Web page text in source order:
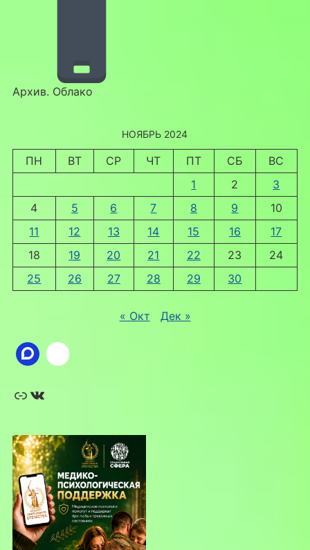
Архив. Облако
НОЯБРЬ 2024
ПН ВТ СР ЧТ ПТ СБ
ВС
1
2
3
4
5 6 7 8 9
10
11
12 13 14 15 16
17
18
19 20 21 22 23
24
25
26 27 28 29 30
« Окт Дек »